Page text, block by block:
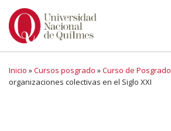
Ir
Inicio »Cursos posgrado »Curso de Posgrado
organizaciones colectivas en el Siglo XXI